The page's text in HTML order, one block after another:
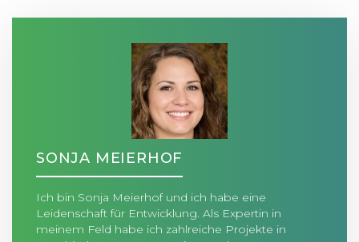
SONJA MEIERHOF
Ich bin Sonja Meierhof und ich habe eine
Leidenschaft für Entwicklung. Als Expertin in
meinem Feld habe ich zahlreiche Projekte in